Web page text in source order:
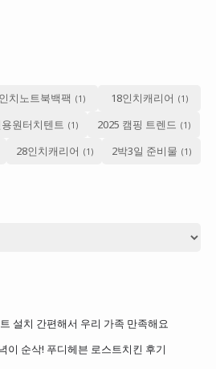
치노트북백팩
18인치캐리어
원터치텐트
2025 캠핑 트렌드
28인치캐리어 2박3일 준비물
설치 간편해서 우리 가족 만족해요
이 순삭! 푸디헤븐 로스트치킨 후기